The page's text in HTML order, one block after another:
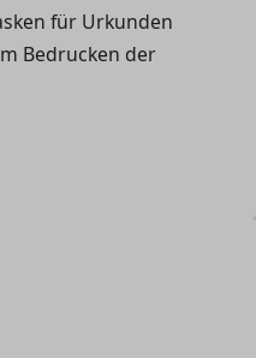
für Urkunden
Bedrucken der